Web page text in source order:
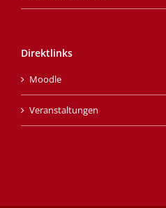
Direktlinks
Moodle
Veranstaltungen